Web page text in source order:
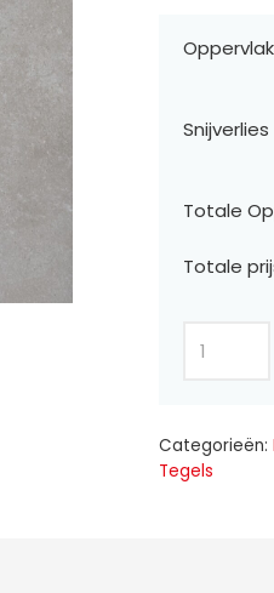
Snijverlies
Totale
Totale
445
60×120
Categorieën:
Tegels